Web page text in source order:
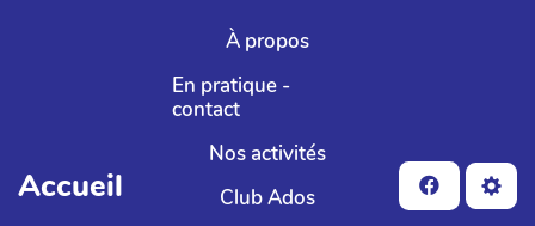
Aller au contenu principal
Accueil
À propos
En pratique -
contact
Nos activités
Club Ados